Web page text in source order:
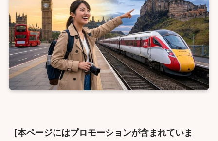
［本ページにはプロモーションが含まれていま